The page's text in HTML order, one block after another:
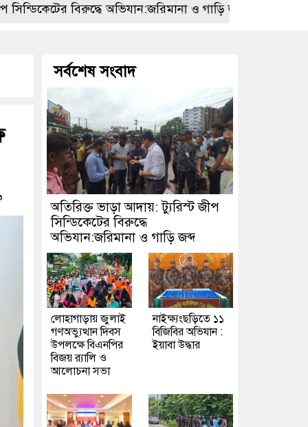
বিরুদ্ধে অভিযান:জরিমানা ও গাড়ি জব্দ
সর্বশেষ সংবাদ
অতিরিক্ত ভাড়া আদায়: ট্যুরিস্ট জীপ
সিন্ডিকেটের বিরুদ্ধে
অভিযান:জরিমানা ও গাড়ি জব্দ
লোহাগাড়ায় জুলাই
গণঅভ্যুত্থান দিবস
উপলক্ষে বিএনপির
বিজয় র‍্যালি ও
আলোচনা সভা
নাইক্ষ্যংছড়িতে ১১
বিজিবির অভিযান :
ইয়াবা উদ্ধার